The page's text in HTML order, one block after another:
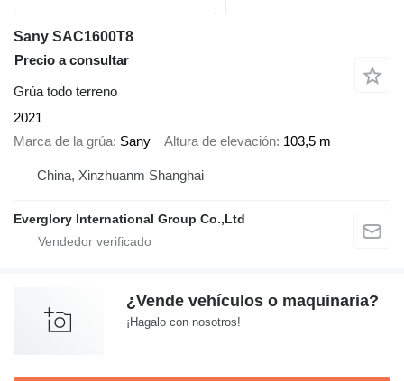
Sany SAC1600T8
Precio a consultar
Grúa todo terreno
2021
Marca de la grúa Sany Altura de elevación 103,5 m
China, Xinzhuanm Shanghai
Everglory International Group Co.,Ltd
¿Vende vehículos o maquinaria?
¡Hagalo con nosotros!